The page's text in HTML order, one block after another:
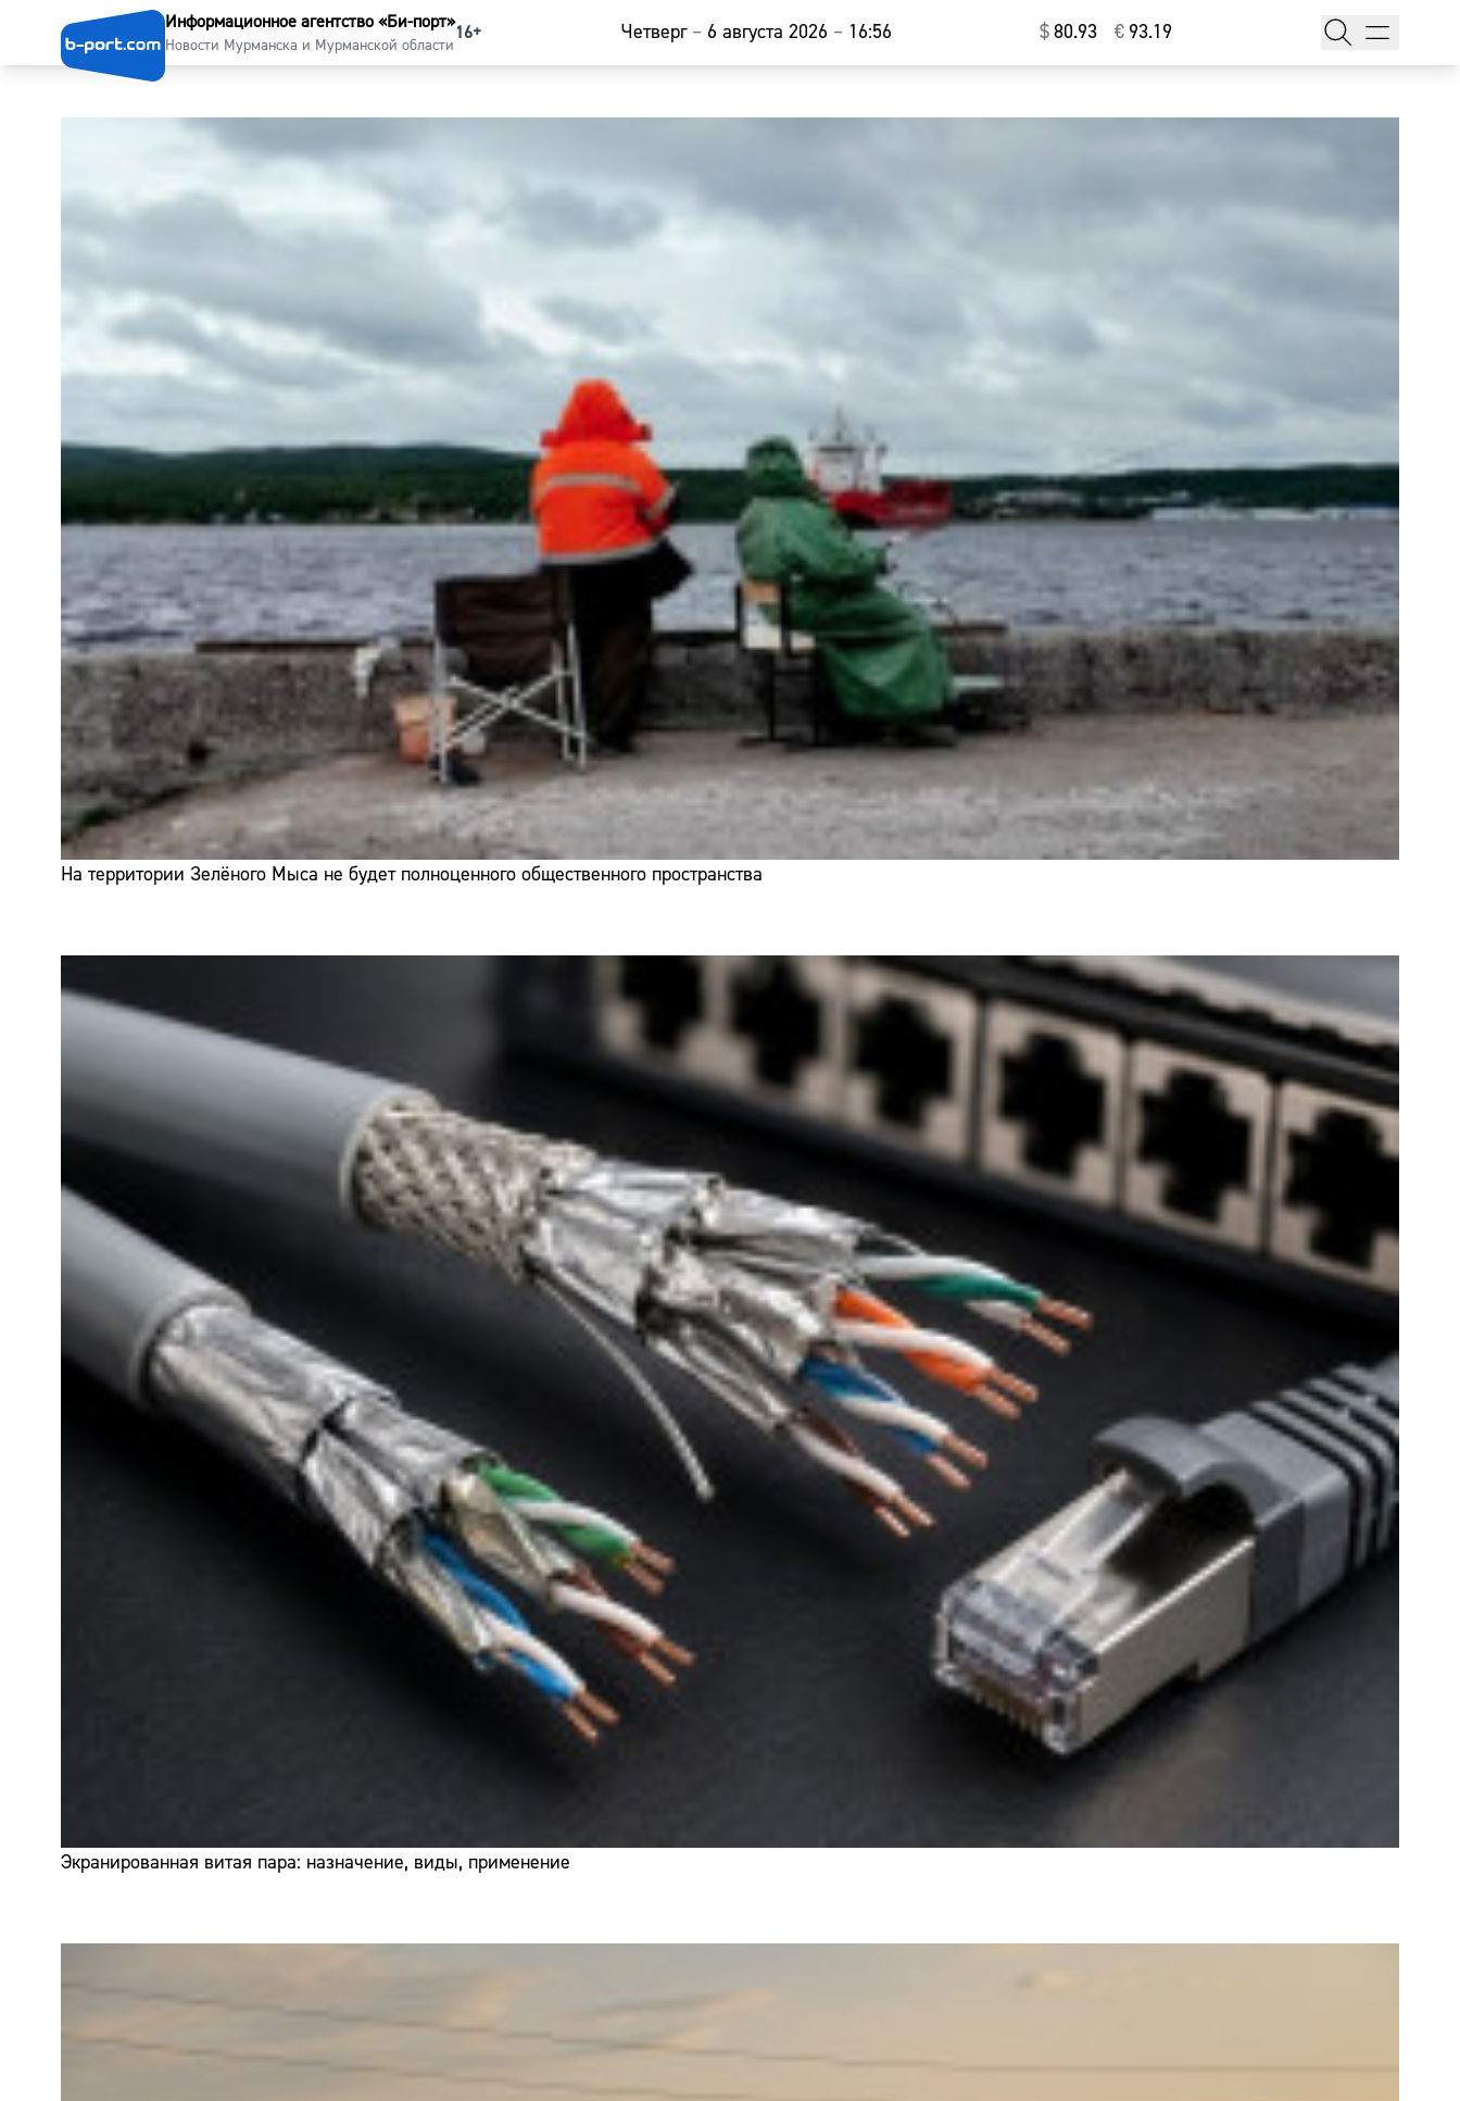
Информационное агентство «Би-порт»
Новости Мурманска и Мурманской области
16+ Четверг – 6 августа 2026 – 16:56 $⁠80.93 € ⁠93.19
На территории Зелёного Мыса не будет полноценного общественного пространства
Экранированная витая пара: назначение, виды, применение
Наши гости
Погода
Курсы валют